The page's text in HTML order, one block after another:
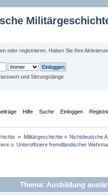
oder registrieren . Haben Sie Ihre
und Sitzungslänge
Hilfe Suche Einloggen
» Militärgeschichte» Nichtdeutsche
u. Unteroffiziere fremdländischer
Thema: Ausbildung